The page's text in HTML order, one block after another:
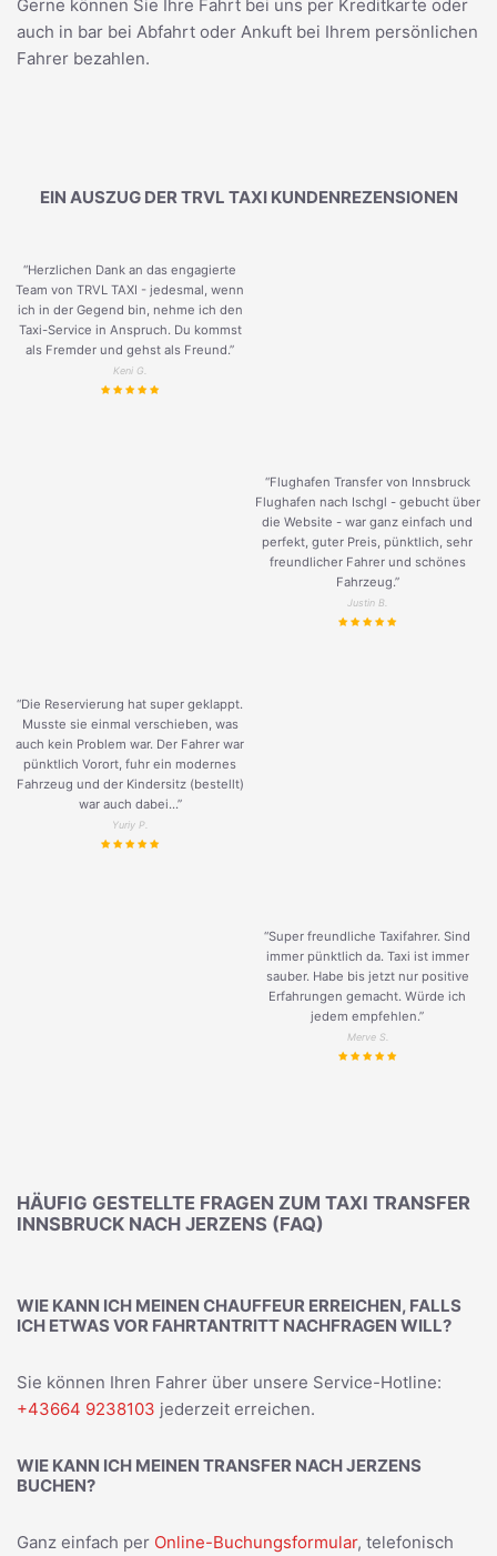
Gerne können Sie Ihre Fahrt bei uns per Kreditkarte oder
auch in bar bei Abfahrt oder Ankuft bei Ihrem persönlichen
Fahrer bezahlen.
EIN AUSZUG DER TRVL TAXI KUNDENREZENSIONEN
“Herzlichen Dank an das engagierte
Team von TRVL TAXI - jedesmal, wenn
ich in der Gegend bin, nehme ich den
Taxi-Service in Anspruch. Du kommst
als Fremder und gehst als Freund.”
Keni G.
“Flughafen Transfer von Innsbruck
Flughafen nach Ischgl - gebucht über
die Website - war ganz einfach und
perfekt, guter Preis, pünktlich, sehr
freundlicher Fahrer und schönes
Fahrzeug.”
Justin B.
“Die Reservierung hat super geklappt.
Musste sie einmal verschieben, was
auch kein Problem war. Der Fahrer war
pünktlich Vorort, fuhr ein modernes
Fahrzeug und der Kindersitz (bestellt)
war auch dabei...”
Yuriy P.
“Super freundliche Taxifahrer. Sind
immer pünktlich da. Taxi ist immer
sauber. Habe bis jetzt nur positive
Erfahrungen gemacht. Würde ich
jedem empfehlen.”
Merve S.
HÄUFIG GESTELLTE FRAGEN ZUM TAXI TRANSFER
INNSBRUCK NACH JERZENS (FAQ)
WIE KANN ICH MEINEN CHAUFFEUR ERREICHEN, FALLS
ICH ETWAS VOR FAHRTANTRITT NACHFRAGEN WILL?
Sie können Ihren Fahrer über unsere Service-Hotline:
+43664 9238103 jederzeit erreichen.
WIE KANN ICH MEINEN TRANSFER NACH JERZENS
BUCHEN?
Ganz einfach per Online-Buchungsformular, telefonisch